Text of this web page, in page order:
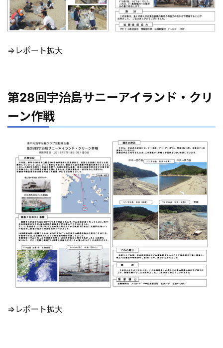
⇒レポート拡大
第28回宇治島サニーアイランド・クリ
ーン作戦
⇒レポート拡大